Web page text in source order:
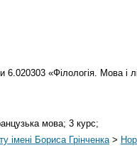
«Філологія. Мова і
мова; 3 курс;
імені Бориса Грінченка >